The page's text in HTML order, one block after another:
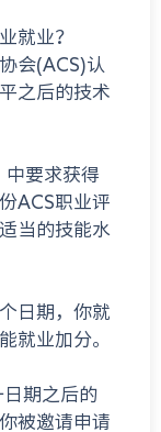
就业？
会(ACS)认
之后的技术
中要求获得
ACS职业评
当的技能水
日期，你就
就业加分。
期之后的
被邀请申请